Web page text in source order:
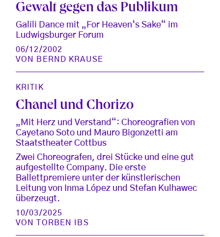
Gewalt gegen das Publikum
Galili Dance mit „For Heaven‘s Sake“ im
Ludwigsburger Forum
06/12/2002
VON
BERND KRAUSE
KRITIK
Chanel und Chorizo
„Mit Herz und Verstand“: Choreografien von
Cayetano Soto und Mauro Bigonzetti am
Staatstheater Cottbus
Zwei Choreografen, drei Stücke und eine gut
aufgestellte Company. Die erste
Ballettpremiere unter der künstlerischen
Leitung von Inma López und Stefan Kulhawec
überzeugt.
10/03/2025
VON
TORBEN IBS